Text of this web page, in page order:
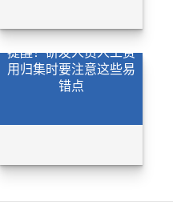
提醒！研发人员人工费
用归集时要注意这些易
错点